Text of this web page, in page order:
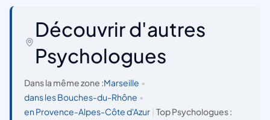
Découvrir d'autres
Psychologues
Dans la même zone :Marseille •
dans les Bouches-du-Rhône •
en Provence-Alpes-Côte d'Azur
Top Psychologues :